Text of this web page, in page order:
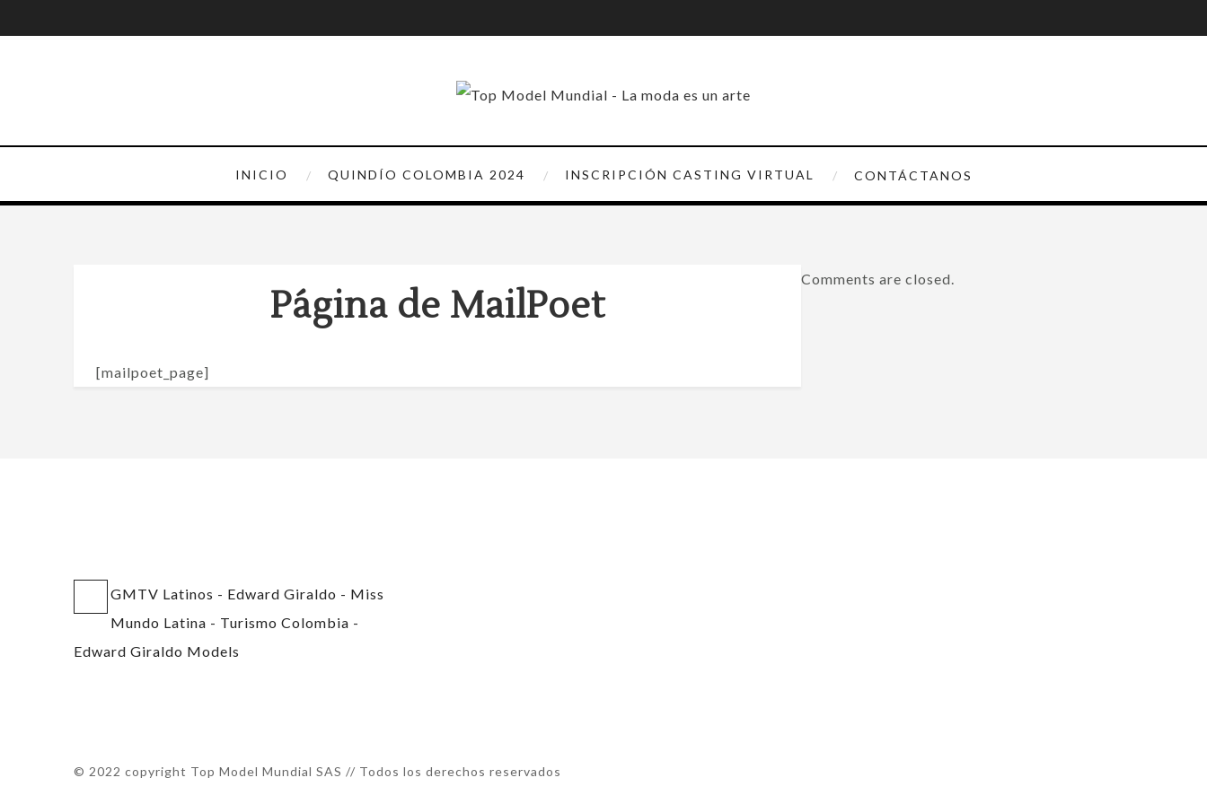
INICIO QUINDÍO COLOMBIA 2024 INSCRIPCIÓN CASTING VIRTUAL CONTÁCTANOS
Página de MailPoet
[mailpoet_page]
Comments are closed.
GMTV Latinos - Edward Giraldo - Miss
Mundo Latina - Turismo Colombia -
Edward Giraldo Models
© 2022 copyright Top Model Mundial SAS // Todos los derechos reservados